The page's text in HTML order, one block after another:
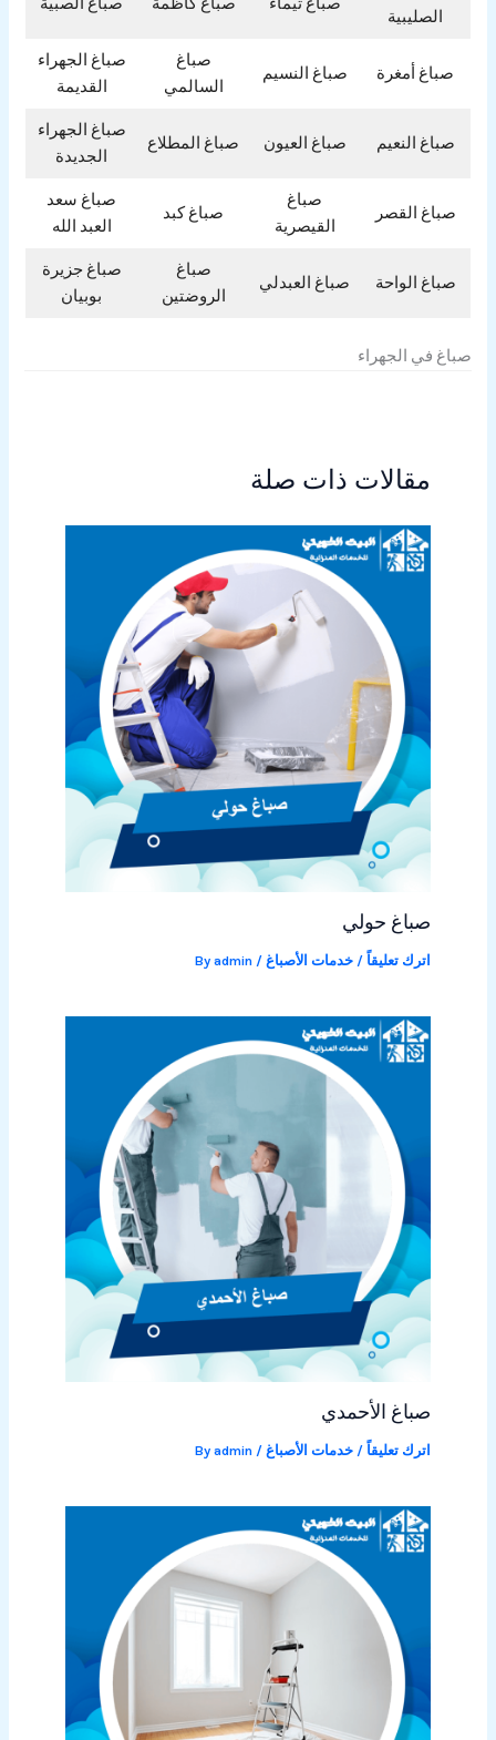
الصليبية
صباغ تيماء صباغ كاظمة صباغ الصبية
صباغ أمغرة صباغ النسيم
صباغ
السالمي
صباغ الجهراء
القديمة
صباغ النعيم صباغ العيون صباغ المطلاع
صباغ الجهراء
الجديدة
صباغ القصر
صباغ
القيصرية
صباغ كبد
صباغ سعد
العبد الله
صباغ الواحة صباغ العبدلي
صباغ
الروضتين
صباغ جزيرة
بوبيان
صباغ في الجهراء
مقالات ذات صلة
صباغ حولي
اترك تعليقاً / خدمات الأصباغ/ By
admin
صباغ الأحمدي
اترك تعليقاً / خدمات الأصباغ/ By
admin